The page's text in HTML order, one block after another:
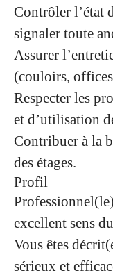
Contrôler l’état
signaler toute
Assurer
(couloirs,
Respecter les
et d’utilisation
Contribuer à la
des étages.
Profil
excellent sens
Vous êtes
sérieux et